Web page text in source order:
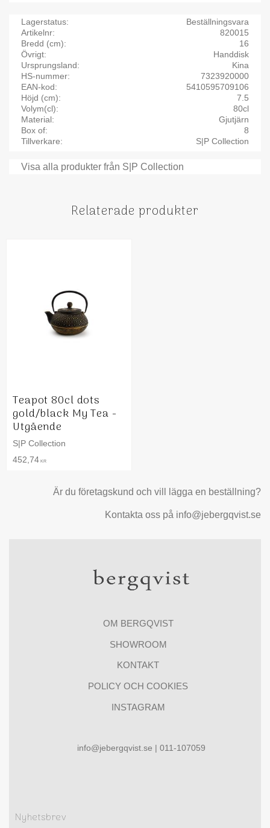
Lagerstatus
Beställningsvara
Artikelnr
820015
Bredd (cm)
16
Övrigt
Handdisk
Ursprungsland
Kina
HS-nummer
7323920000
EAN-kod
5410595709106
Höjd (cm)
7.5
Volym(cl)
80cl
Material
Gjutjärn
Box of
8
Tillverkare
S|P Collection
Visa alla produkter från S|P Collection
Relaterade produkter
Teapot 80cl dots
gold/black My Tea -
Utgående
S|P Collection
452,74 KR
Är du företagskund och vill lägga en beställning?
Kontakta oss på info@jebergqvist.se
OM BERGQVIST
SHOWROOM
KONTAKT
POLICY OCH COOKIES
INSTAGRAM
info@jebergqvist.se | 011-107059
Nyhetsbrev